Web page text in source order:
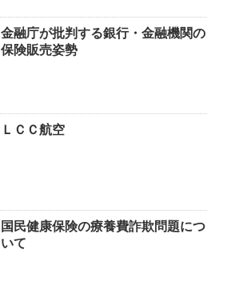
金融庁が批判する銀行・金融機関の
保険販売姿勢
ＬＣＣ航空
国民健康保険の療養費詐欺問題につ
いて